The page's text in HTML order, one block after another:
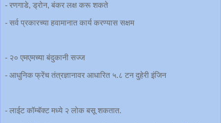
- रणगाडे, ड्रोन, बंकर लक्ष करू शकते
- सर्व प्रकारच्या हवामानात कार्य करण्यास सक्षम
- २० एमएमच्या बंदुकानी सज्ज
- आधुनिक फ्रेंच तंत्रज्ञानावर आधारित ५.८ टन दुहेरी इंजिन
- लाईट कॉम्बॅक्ट मध्ये २ लोक बसू शकतात.